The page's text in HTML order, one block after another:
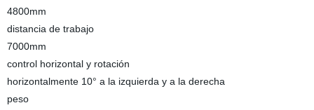
4800mm
distancia de trabajo
7000mm
control horizontal y rotación
horizontalmente 10° a la izquierda y a la derecha
peso